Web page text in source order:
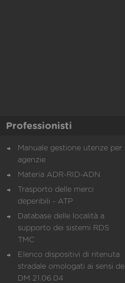
Professionisti
Manuale gestione utenze per
agenzie
Materia ADR-RID-ADN
Trasporto delle merci
deperibili - ATP
Database delle località a
supporto dei sistemi RDS
TMC
Elenco dispositivi di ritenuta
stradale omologati ai sensi del
DM 21.06.04